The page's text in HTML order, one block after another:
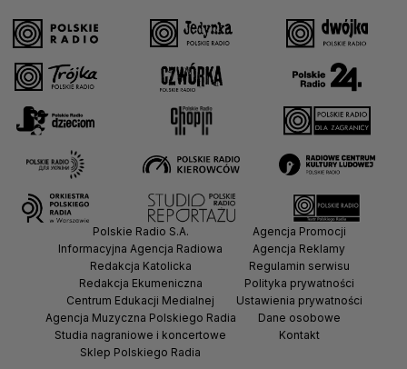
Polskie Radio S.A.
Informacyjna Agencja Radiowa
Redakcja Katolicka
Redakcja Ekumeniczna
Centrum Edukacji Medialnej
Agencja Muzyczna Polskiego Radia
Studia nagraniowe i koncertowe
Sklep Polskiego Radia
Agencja Promocji
Agencja Reklamy
Regulamin serwisu
Polityka prywatności
Ustawienia prywatności
Dane osobowe
Kontakt